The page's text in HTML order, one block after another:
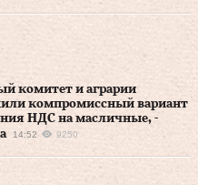
комитет и аграрии
компромиссный вариант
НДС на масличные, -
14:52 9250